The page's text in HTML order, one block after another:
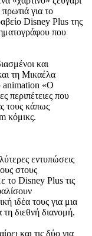
για το
Disney Plus της
που
και
τη Μικαέλα
animation «Ο
περιπέτειες που
τους κάπως
κόμικς.
εντυπώσεις
στους
το Disney Plus τις
ιδέα τους για μια
τη διεθνή διανομή.
και τις δύο για